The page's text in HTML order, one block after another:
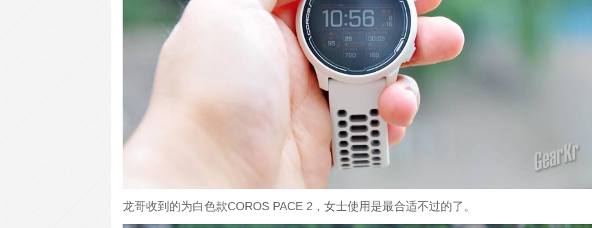
龙哥收到的为白色款COROS PACE 2，女士使用是最合适不过的了。